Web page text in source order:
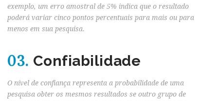
exemplo, um erro amostral de 5% indica que o resultado
poderá variar cinco pontos percentuais para mais ou para
menos em sua pesquisa.
03. Confiabilidade
O nível de confiança representa a probabilidade de uma
pesquisa obter os mesmos resultados se outro grupo de